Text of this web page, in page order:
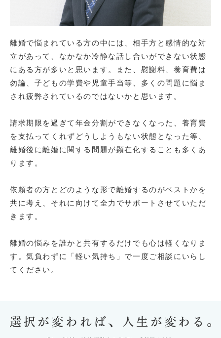
離婚で悩まれている方の中には、相手方と感情的な対
立があって、なかなか冷静な話し合いができない状態
にある方が多いと思います。また、慰謝料、養育費は
勿論、子どもの学費や児童手当等、多くの問題に悩ま
され疲弊されているのではないかと思います。
請求期限を過ぎて年金分割ができなくなった、養育費
を支払ってくれずどうしようもない状態となった等、
離婚後に離婚に関する問題が顕在化することも多くあ
ります。
依頼者の方とどのような形で離婚するのがベストかを
共に考え、それに向けて全力でサポートさせていただ
きます。
離婚の悩みを誰かと共有するだけでも心は軽くなりま
す。気負わずに「軽い気持ち」で一度ご相談にいらし
てください。